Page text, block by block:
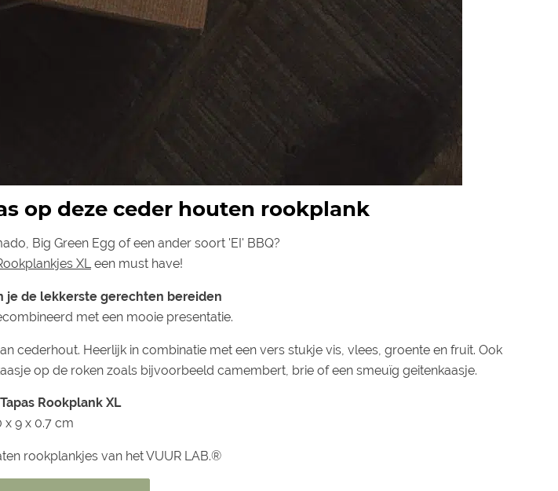
op deze ceder houten rookplank
Big Green Egg of een ander soort 'EI' BBQ?
XL een must have!
je de lekkerste gerechten bereiden
met een mooie presentatie.
cederhout. Heerlijk in combinatie met een vers stukje vis, vlees, groente en fruit. Ook
op de roken zoals bijvoorbeeld camembert, brie of een smeuïg geitenkaasje.
Rookplank XL
x 9 x 0.7 cm
rookplankjes van het VUUR LAB.®